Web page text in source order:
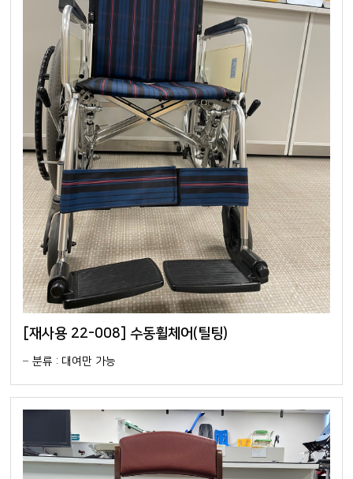
[재사용 22-008] 수동휠체어(틸팅)
분류 : 대여만 가능